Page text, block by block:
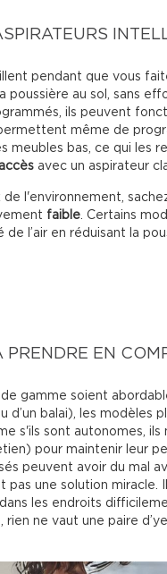
pendant que vous
poussière au sol, sans
ils peuvent
même de
meubles bas, ce qui les
avec un aspirateur
l'environnement,
faible. Certains
de l’air en réduisant la
EN
gamme soient
d’un balai), les modèles
s'ils sont autonomes, ils
pour maintenir leur
peuvent avoir du mal
pas une solution miracle.
les endroits
rien ne vaut une paire